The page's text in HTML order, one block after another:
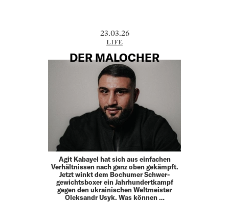
23.03.26
LIFE
DER MALOCHER
Agit Kabayel hat sich aus einfachen
Verhältnissen nach ganz oben gekämpft.
Jetzt winkt dem Bochumer Schwer­
gewichtsboxer ein Jahrhundertkampf
gegen den ­ukrainischen Weltmeister
Oleksandr Usyk. Was können …